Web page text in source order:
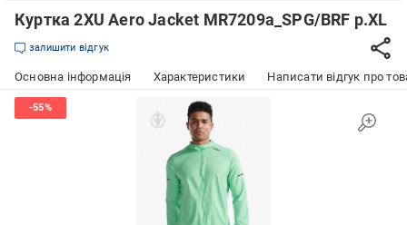
Куртка 2XU Aero Jacket MR7209a_SPG/BRF р.XL
залишити відгук
Основна інформація Характеристики Написати відгук про